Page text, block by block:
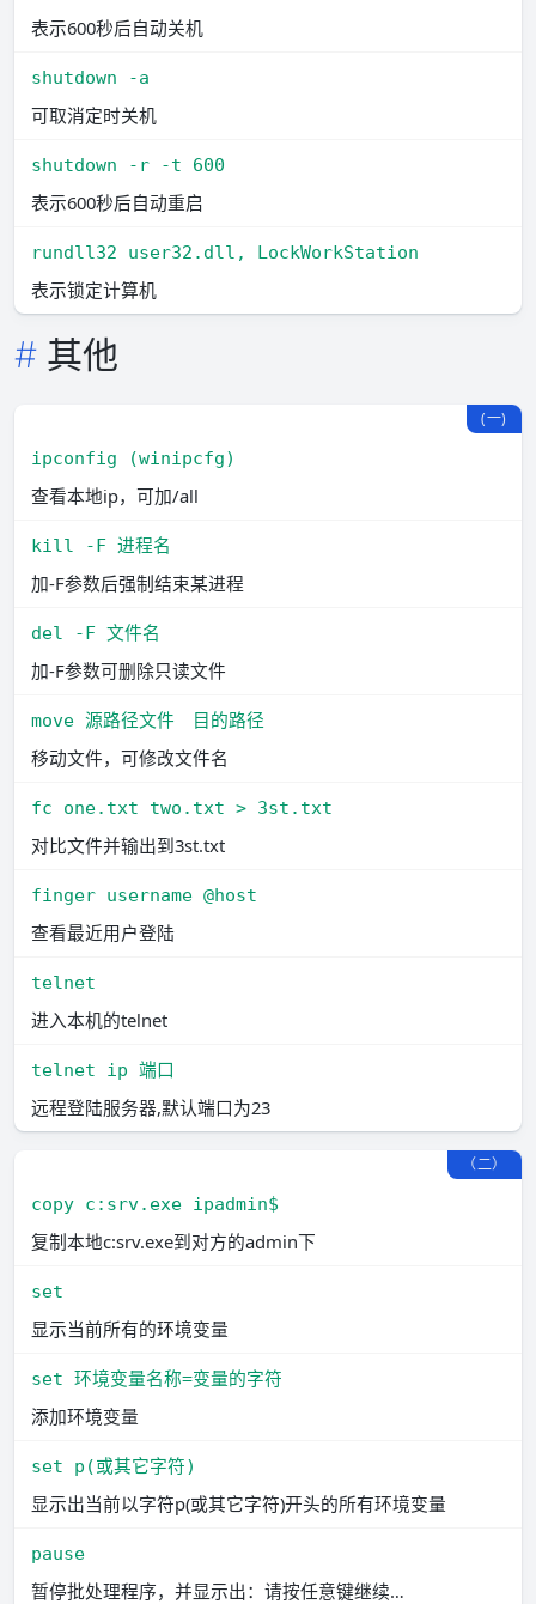
表示600秒后自动关机
shutdown -a
可取消定时关机
shutdown -r -t 600
表示600秒后自动重启
rundll32 user32.dll, LockWorkStation
表示锁定计算机
其他
(一)
ipconfig (winipcfg)
查看本地ip，可加/all
kill -F 进程名
加-F参数后强制结束某进程
del -F 文件名
加-F参数可删除只读文件
move 源路径文件　目的路径
移动文件，可修改文件名
fc one.txt two.txt > 3st.txt
对比文件并输出到3st.txt
finger username @host
查看最近用户登陆
telnet
进入本机的telnet
telnet ip 端口
远程登陆服务器,默认端口为23
（二）
copy c:srv.exe ipadmin$
复制本地c:srv.exe到对方的admin下
set
显示当前所有的环境变量
set 环境变量名称=变量的字符
添加环境变量
set p(或其它字符)
显示出当前以字符p(或其它字符)开头的所有环境变量
pause
暂停批处理程序，并显示出：请按任意键继续…